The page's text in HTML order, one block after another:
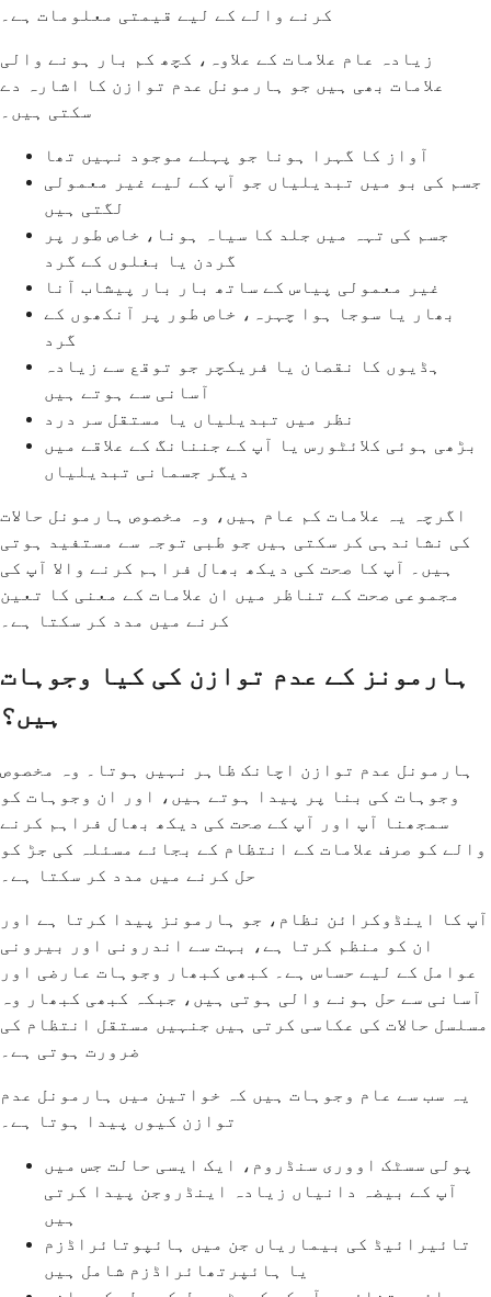
کرنے والے کے لیے قیمتی معلومات ہے۔
زیادہ عام علامات کے علاوہ، کچھ کم بار ہونے والی
علامات بھی ہیں جو ہارمونل عدم توازن کا اشارہ دے
سکتی ہیں۔
آواز کا گہرا ہونا جو پہلے موجود نہیں تھا
جسم کی بو میں تبدیلیاں جو آپ کے لیے غیر معمولی
لگتی ہیں
جسم کی تہہ میں جلد کا سیاہ ہونا، خاص طور پر
گردن یا بغلوں کے گرد
غیر معمولی پیاس کے ساتھ بار بار پیشاب آنا
بھار یا سوجا ہوا چہرہ، خاص طور پر آنکھوں کے
گرد
ہڈیوں کا نقصان یا فریکچر جو توقع سے زیادہ
آسانی سے ہوتے ہیں
نظر میں تبدیلیاں یا مستقل سر درد
بڑھی ہوئی کلائٹورس یا آپ کے جننانگ کے علاقے میں
دیگر جسمانی تبدیلیاں
اگرچہ یہ علامات کم عام ہیں، وہ مخصوص ہارمونل حالات
کی نشاندہی کر سکتی ہیں جو طبی توجہ سے مستفید ہوتی
ہیں۔ آپ کا صحت کی دیکھ بھال فراہم کرنے والا آپ کی
مجموعی صحت کے تناظر میں ان علامات کے معنی کا تعین
کرنے میں مدد کر سکتا ہے۔
ہارمونز کے عدم توازن کی کیا وجوہات
ہیں؟
ہارمونل عدم توازن اچانک ظاہر نہیں ہوتا۔ وہ مخصوص
وجوہات کی بنا پر پیدا ہوتے ہیں، اور ان وجوہات کو
سمجھنا آپ اور آپ کے صحت کی دیکھ بھال فراہم کرنے
والے کو صرف علامات کے انتظام کے بجائے مسئلہ کی جڑ کو
حل کرنے میں مدد کر سکتا ہے۔
آپ کا اینڈوکرائن نظام، جو ہارمونز پیدا کرتا ہے اور
ان کو منظم کرتا ہے، بہت سے اندرونی اور بیرونی
عوامل کے لیے حساس ہے۔ کبھی کبھار وجوہات عارضی اور
آسانی سے حل ہونے والی ہوتی ہیں، جبکہ کبھی کبھار وہ
مسلسل حالات کی عکاسی کرتی ہیں جنہیں مستقل انتظام کی
ضرورت ہوتی ہے۔
یہ سب سے عام وجوہات ہیں کہ خواتین میں ہارمونل عدم
توازن کیوں پیدا ہوتا ہے۔
پولی سسٹک اووری سنڈروم، ایک ایسی حالت جس میں
آپ کے بیضہ دانیاں زیادہ اینڈروجن پیدا کرتی
ہیں
تائیرائیڈ کی بیماریاں جن میں ہائپوتائراڈزم
یا ہائپرتھائراڈزم شامل ہیں